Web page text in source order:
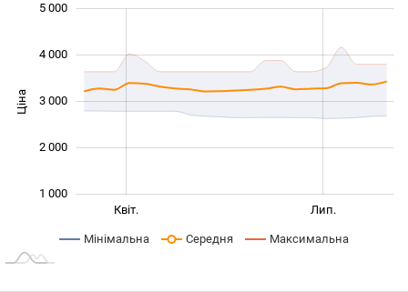
Ціна 1 500
1 000
2 000
3 000
5 000
4 000
Лип.
Квіт.
Мінімальна Середня Максимальна